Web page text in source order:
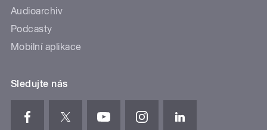
Audioarchiv
Podcasty
Mobilní aplikace
Sledujte nás